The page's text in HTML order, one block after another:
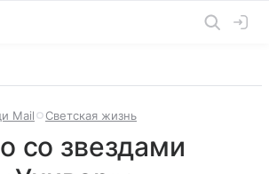
Mail Светская жизнь
со звездами